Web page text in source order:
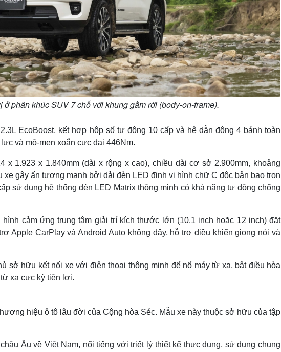
phân khúc SUV 7 chỗ với khung gầm rời (body-on-frame).
EcoBoost, kết hợp hộp số tự động 10 cấp và hệ dẫn động 4 bánh toàn
và mô-men xoắn cực đại 446Nm.
x 1.923 x 1.840mm (dài x rộng x cao), chiều dài cơ sở 2.900mm, khoảng
xe gây ấn tượng mạnh bởi dải đèn LED định vị hình chữ C độc bản bao trọn
sử dụng hệ thống đèn LED Matrix thông minh có khả năng tự động chống
cảm ứng trung tâm giải trí kích thước lớn (10.1 inch hoặc 12 inch) đặt
Apple CarPlay và Android Auto không dây, hỗ trợ điều khiển giọng nói và
sở hữu kết nối xe với điện thoại thông minh để nổ máy từ xa, bật điều hòa
xa cực kỳ tiện lợi.
hiệu ô tô lâu đời của Cộng hòa Séc. Mẫu xe này thuộc sở hữu của tập
Âu về Việt Nam, nổi tiếng với triết lý thiết kế thực dụng, sử dụng chung